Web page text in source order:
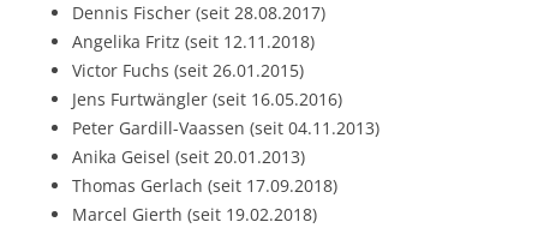
Dennis Fischer (seit 28.08.2017)
Angelika Fritz (seit 12.11.2018)
Victor Fuchs (seit 26.01.2015)
Jens Furtwängler (seit 16.05.2016)
Peter Gardill-Vaassen (seit 04.11.2013)
Anika Geisel (seit 20.01.2013)
Thomas Gerlach (seit 17.09.2018)
Marcel Gierth (seit 19.02.2018)